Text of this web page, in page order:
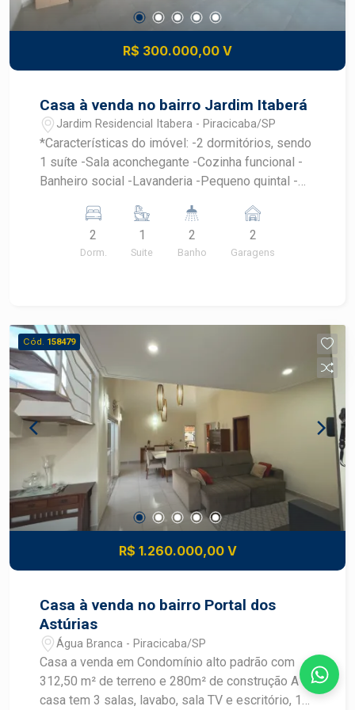
ainda mais conveniência, tornando este studio
uma excelente escolha para quem deseja morar
perto de um dos principais polos acadêmicos e
de pesquisa do país. Construa seu futuro com
imobiliário de Piracicaba. Agende sua visita.
R$ 300.000,00 V
Casa à venda no bairro Jardim Itaberá
Jardim Residencial Itabera - Piracicaba/SP
*Características do imóvel: -2 dormitórios, sendo
1 suíte -Sala aconchegante -Cozinha funcional -
Banheiro social -Lavanderia -Pequeno quintal -
escolas, supermercados, padarias e comercio
em geral do bairro. *Consulte um especialista
Frias Neto! Agende sua visita.
2
Dorm.
1
Suite
2
Banho
2
Garagens
Cód. 158479
R$ 1.260.000,00 V
Casa à venda no bairro Portal dos
Astúrias
Água Branca - Piracicaba/SP
Casa a venda em Condomínio alto padrão com
312,50 m² de terreno e 280m² de construção A
casa tem 3 salas, lavabo, sala TV e escritório, 1